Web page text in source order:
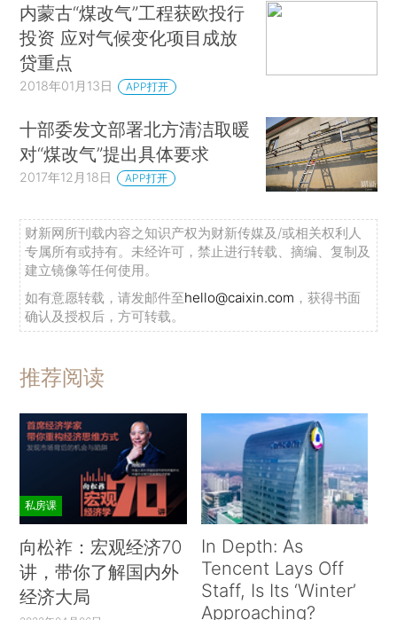
内蒙古“煤改气”工程获欧投行
投资 应对气候变化项目成放
贷重点
2018年01月13日 APP打开
十部委发文部署北方清洁取暖
对“煤改气”提出具体要求
2017年12月18日 APP打开
财新网所刊载内容之知识产权为财新传媒及/或相关权利人
专属所有或持有。未经许可，禁止进行转载、摘编、复制及
建立镜像等任何使用。
如有意愿转载，请发邮件至hello@caixin.com ，获得书面
确认及授权后，方可转载。
推荐阅读
私房课
向松祚：宏观经济70
讲，带你了解国内外
经济大局
In Depth: As
Tencent Lays Off
Staff, Is Its ‘Winter’
Approaching?